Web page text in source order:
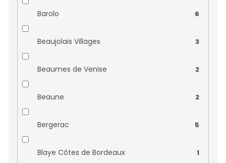
Bodegas El Progreso 0
Bodegas Nabal 0
Bodegas Riojanas 0
Bodegas Solar Viejo 0
Bourillon Dorléans 0
Bric Cenciurio 0
Barolo 6
Beaujolais Villages 3
Beaumes de Venise 2
Beaune 2
Bergerac 5
Blaye Côtes de Bordeaux 1